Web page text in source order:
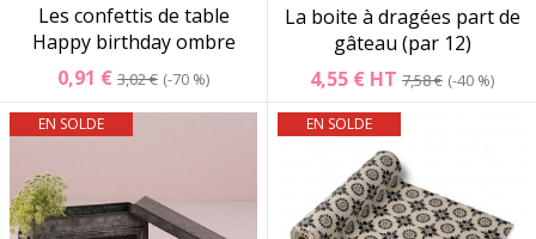
Les confettis de table
Happy birthday ombre
0,91 € 3,02 € -70 %
La boite à dragées part de
gâteau (par 12)
4,55 € HT 7,58 € -40 %
EN SOLDE EN SOLDE